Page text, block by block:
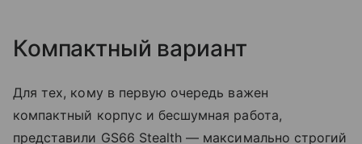
Компактный вариант
Для тех, кому в первую очередь важен
компактный корпус и бесшумная работа,
представили GS66 Stealth — максимально строгий